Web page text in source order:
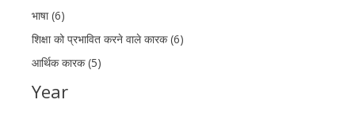
भाषा (6)
शिक्षा को प्रभावित करने वाले कारक (6)
आर्थिक कारक (5)
Year